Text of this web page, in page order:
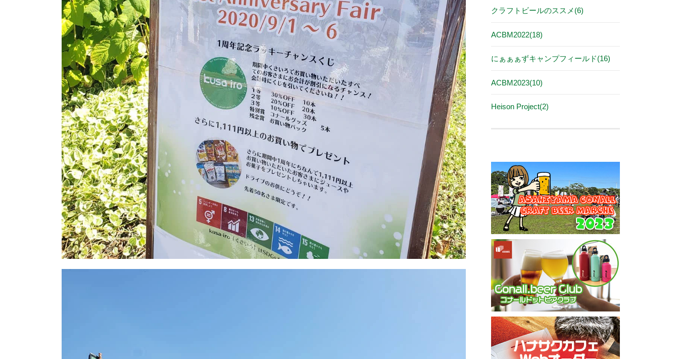
クラフトビールのススメ(6)
ACBM2022(18)
にぁぁぁずキャンプフィールド(16)
ACBM2023(10)
Heison Project(2)